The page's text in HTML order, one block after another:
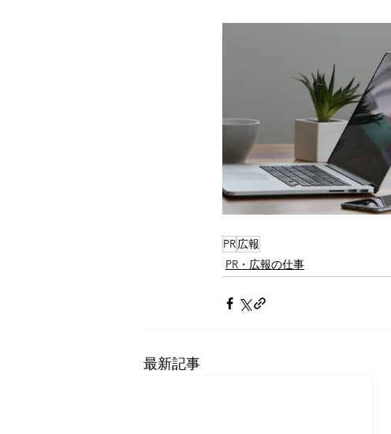
PR広報
PR・広報の仕事
最新記事